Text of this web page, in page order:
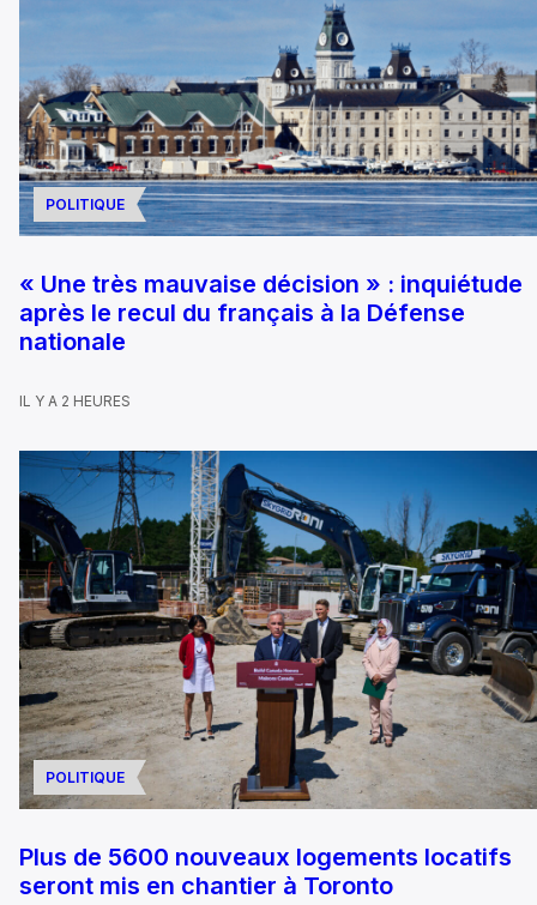
POLITIQUE
« Une très mauvaise décision » : inquiétude
après le recul du français à la Défense
nationale
IL Y A 2 HEURES
POLITIQUE
Plus de 5600 nouveaux logements locatifs
seront mis en chantier à Toronto